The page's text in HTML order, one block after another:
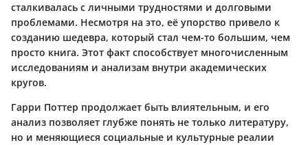
сталкивалась с личными трудностями и долговыми
проблемами. Несмотря на это, её упорство привело к
созданию шедевра, который стал чем-то большим, чем
просто книга. Этот факт способствует многочисленным
исследованиям и анализам внутри академических
кругов.
Гарри Поттер продолжает быть влиятельным, и его
анализ позволяет глубже понять не только литературу,
но и меняющиеся социальные и культурные реалии